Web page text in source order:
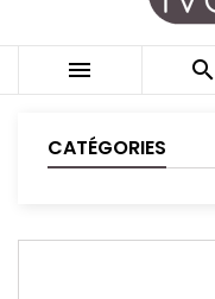
 
CATÉGORIES